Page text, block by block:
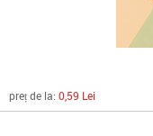
preț de la: 0,59 Lei